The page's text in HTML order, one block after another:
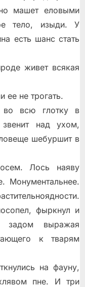
машет еловыми
тело, изыди. У
есть шанс стать
живет всякая
ее не трогать.
всю глотку в
звенит над ухом,
шебуршит в
Лось наяву
Монументальнее.
фыркнул и
задом выражая
к тварям
на фауну,
пне. И три